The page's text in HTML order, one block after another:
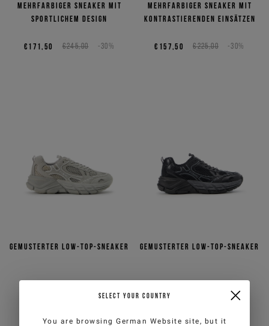
Mehrfarbiger Sneaker mit
sportlichem Design
€245,00 -30%
€171,50
Mehrfarbiger Sneaker mit
kontrastierenden Einsätzen
€225,00 -30%
€157,50
Gemusterter Low-Top-Sneaker Gemusterter Low-Top-Sneaker
SELECT YOUR COUNTRY
You are browsing German Website site, but it